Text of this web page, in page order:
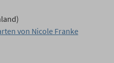
von Nicole Franke